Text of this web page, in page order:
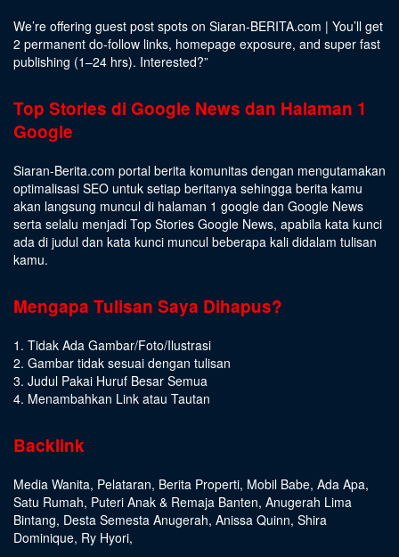
We’re offering guest post spots on Siaran-BERITA.com | You’ll get
2 permanent do-follow links, homepage exposure, and super fast
publishing (1–24 hrs). Interested?”
Top Stories di Google News dan Halaman 1
Google
Siaran-Berita.com portal berita komunitas dengan mengutamakan
optimalisasi SEO untuk setiap beritanya sehingga berita kamu
akan langsung muncul di halaman 1 google dan Google News
serta selalu menjadi Top Stories Google News, apabila kata kunci
ada di judul dan kata kunci muncul beberapa kali didalam tulisan
kamu.
Mengapa Tulisan Saya Dihapus?
1. Tidak Ada Gambar/Foto/Ilustrasi
2. Gambar tidak sesuai dengan tulisan
3. Judul Pakai Huruf Besar Semua
4. Menambahkan Link atau Tautan
Backlink
Media Wanita, Pelataran, Berita Properti, Mobil Babe, Ada Apa,
Satu Rumah, Puteri Anak & Remaja Banten, Anugerah Lima
Bintang, Desta Semesta Anugerah, Anissa Quinn, Shira
Dominique, Ry Hyori,